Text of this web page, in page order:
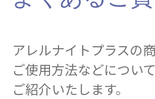
アレルナイトプラスの
ご使用方法などについ
ご紹介いたします。